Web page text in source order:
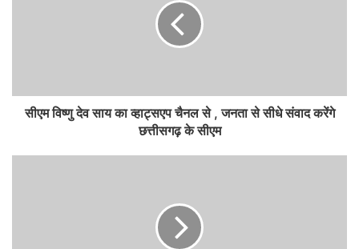
सीएम विष्णु देव साय का व्हाट्सएप चैनल से , जनता से सीधे संवाद करेंगे
छत्तीसगढ़ के सीएम